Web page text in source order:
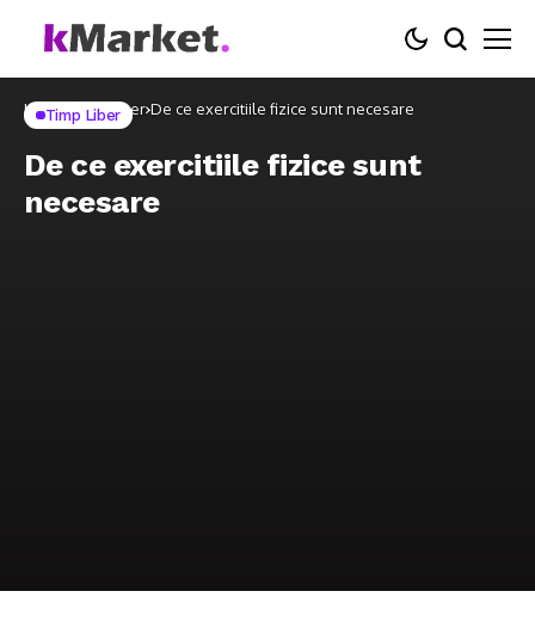
Home Timp Liber De ce exercitiile fizice sunt necesare
Timp Liber
De ce exercitiile fizice sunt
necesare